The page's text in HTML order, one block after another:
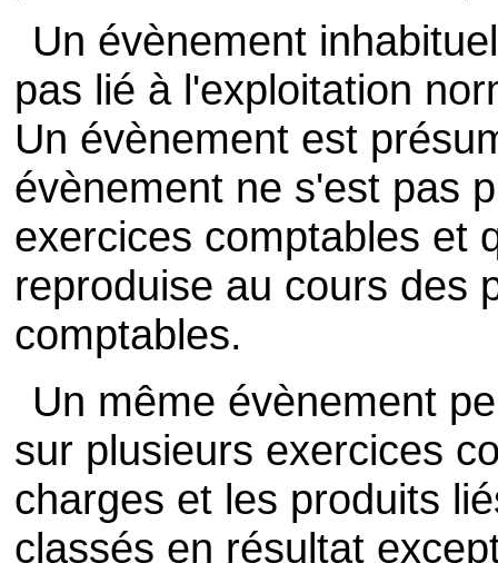
Un évènement
pas lié à l'exploitation
Un évènement est
évènement ne s'est pas
exercices comptables et
reproduise au cours des
comptables.
Un même évènement
sur plusieurs exercices
charges et les produits
classés en résultat